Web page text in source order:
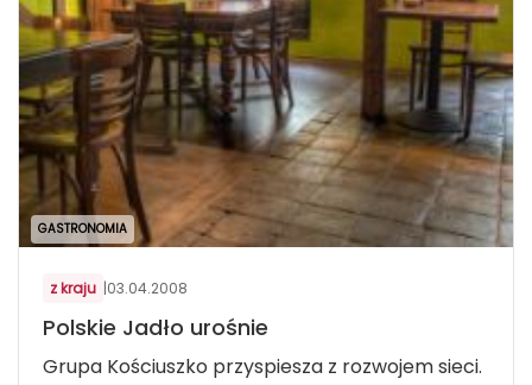
GASTRONOMIA
z kraju |03.04.2008
Polskie Jadło urośnie
Grupa Kościuszko przyspiesza z rozwojem sieci.